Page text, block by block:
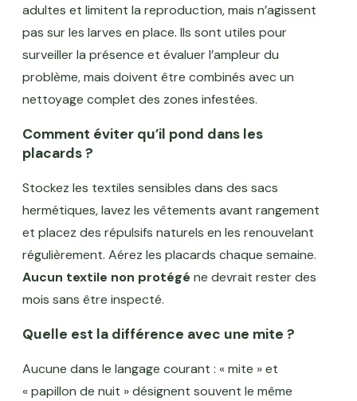
adultes et limitent la reproduction, mais n’agissent
pas sur les larves en place. Ils sont utiles pour
surveiller la présence et évaluer l’ampleur du
problème, mais doivent être combinés avec un
nettoyage complet des zones infestées.
Comment éviter qu’il pond dans les
placards ?
Stockez les textiles sensibles dans des sacs
hermétiques, lavez les vêtements avant rangement
et placez des répulsifs naturels en les renouvelant
régulièrement. Aérez les placards chaque semaine.
Aucun textile non protégé ne devrait rester des
mois sans être inspecté.
Quelle est la différence avec une mite ?
Aucune dans le langage courant : « mite » et
« papillon de nuit » désignent souvent le même